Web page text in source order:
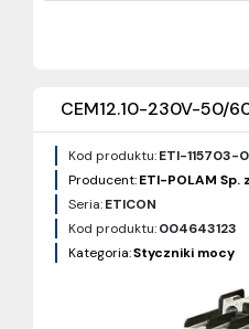
CEM12.10-230V-50/
Kod produktu:ETI-115703-
Producent:ETI-POLAM Sp.
Seria:ETICON
Kod produktu:004643123
Kategoria:Styczniki mocy